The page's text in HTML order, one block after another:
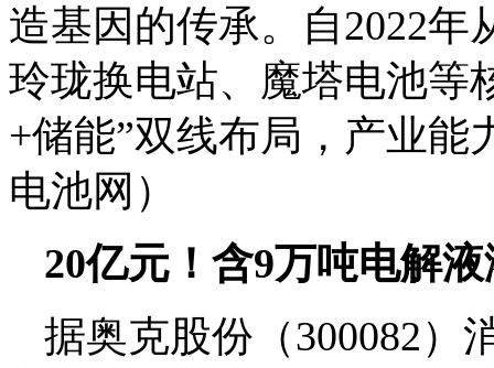
造基因的传承。自2022
玲珑换电站、魔塔电池等
+储能”双线布局，产业能
电池网）
20亿元！含9万吨电解
据奥克股份（300082）